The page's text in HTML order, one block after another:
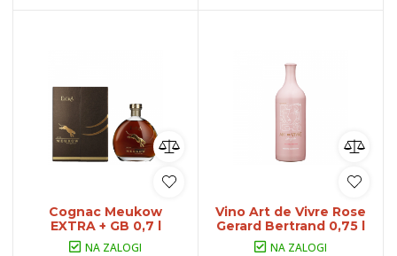
Cognac Meukow
EXTRA + GB 0,7 l
NA ZALOGI
Vino Art de Vivre Rose
Gerard Bertrand 0,75 l
NA ZALOGI